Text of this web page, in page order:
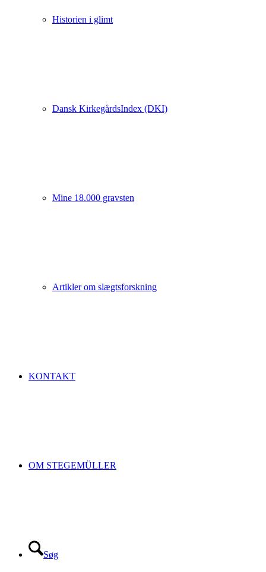
Historien i glimt
Dansk KirkegårdsIndex (DKI)
Mine 18.000 gravsten
Artikler om slægtsforskning
KONTAKT
OM STEGEMÜLLER
Søg